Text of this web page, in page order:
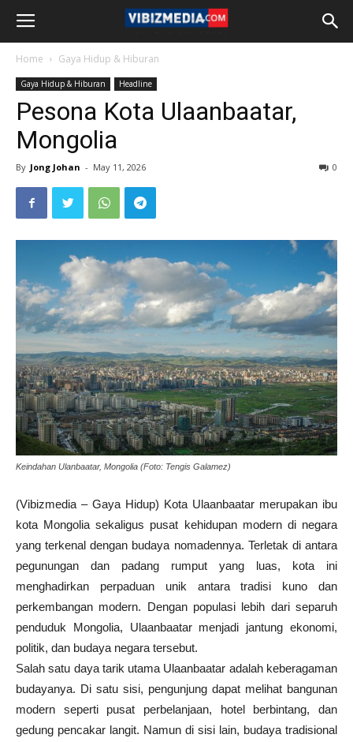
Home Gaya Hidup & Hiburan
Gaya Hidup & Hiburan Headline
Pesona Kota Ulaanbaatar,
Mongolia
By Jong Johan - May 11, 2026 0
Keindahan Ulanbaatar, Mongolia (Foto: Tengis Galamez)
(Vibizmedia – Gaya Hidup) Kota Ulaanbaatar merupakan ibu
kota Mongolia sekaligus pusat kehidupan modern di negara
yang terkenal dengan budaya nomadennya. Terletak di antara
pegunungan dan padang rumput yang luas, kota ini
menghadirkan perpaduan unik antara tradisi kuno dan
perkembangan modern. Dengan populasi lebih dari separuh
penduduk Mongolia, Ulaanbaatar menjadi jantung ekonomi,
politik, dan budaya negara tersebut.
Salah satu daya tarik utama Ulaanbaatar adalah keberagaman
budayanya. Di satu sisi, pengunjung dapat melihat bangunan
modern seperti pusat perbelanjaan, hotel berbintang, dan
gedung pencakar langit. Namun di sisi lain, budaya tradisional